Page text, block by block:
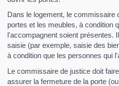
Dans le logement, le commissaire
portes et les meubles, à condition
l'accompagnent soient présentes.
saisie (par exemple, saisie des
à condition que les personnes qui
Le commissaire de justice doit
assurer la fermeture de la porte